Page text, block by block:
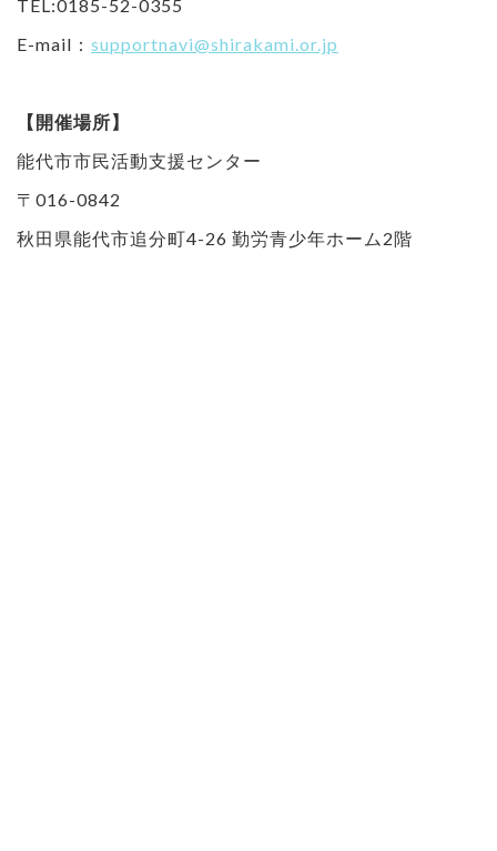
TEL:0185-52-0355
E-mail： supportnavi@shirakami.or.jp
【開催場所】
能代市市民活動支援センター
〒016-0842
秋田県能代市追分町4-26 勤労青少年ホーム2階